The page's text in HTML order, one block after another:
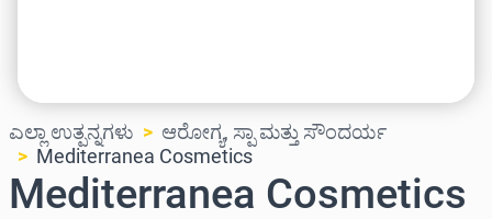
ಎಲ್ಲಾ ಉತ್ಪನ್ನಗಳು
ಆರೋಗ್ಯ, ಸ್ಪಾ ಮತ್ತು ಸೌಂದರ್ಯ
Mediterranea Cosmetics
Mediterranea Cosmetics